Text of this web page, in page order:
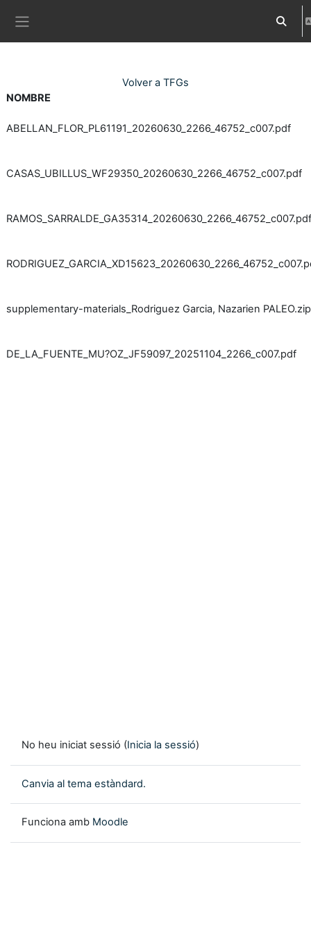
Volver a TFGs
NOMBRE
ABELLAN_FLOR_PL61191_20260630_2266_46752_c007.pdf
CASAS_UBILLUS_WF29350_20260630_2266_46752_c007.pdf
RAMOS_SARRALDE_GA35314_20260630_2266_46752_c007.pdf
supplementary-materials_Rodriguez Garcia, Nazarien PALEO.zip
DE_LA_FUENTE_MU?OZ_JF59097_20251104_2266_c007.pdf
No heu iniciat sessió (Inicia la sessió)
Canvia al tema estàndard.
Funciona amb Moodle